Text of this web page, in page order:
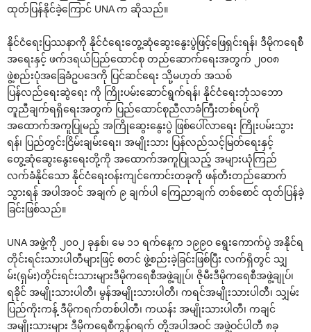
ထုတ်ပြန်နိုင်ခဲ့‌ကြောင် UNA က ဆိုသည်။
နိုင်ငံ‌ရေးပြဿနာကို နိုင်ငံ‌ရေး‌တွေ့ဆုံ‌ဆွေး‌နွေးပွဲဖြင့်‌ဖြေရှင်းရန်၊ ဒီမိုက‌ရေစီ
အ‌ရေးနှင့် ဖက်ဒရယ်ပြည်‌ထောင်စု တည်‌ဆောက်‌ရေးအတွက် ၂၀၀၈
ဖွဲ့စည်းပုံအ‌ခြေခံဥပ‌ဒေကို ပြင်ဆင်‌ရေး သို့မဟုတ် အသစ်
ပြန်လည်‌ရေးဆွဲ‌ရေး ကို ကြိုးပမ်း‌ဆောင်ရွက်ရန်၊ နိုင်ငံ‌ရေးဘုံသ‌ဘော
တူညီချက်ရရှိ‌ရေးအတွက် ပြည်‌ထောင်စုညီလာခံကြီးတစ်ရပ်ကို
အ‌ထောက်အကူပြုမည့် အကြို‌ဆွေး‌နွေးပွဲ ဖြစ်‌ပေါ်လာ‌ရေး ကြိုးပမ်းသွား
ရန်၊ ပြည်တွင်းငြိမ်းချမ်း‌ရေး၊ အမျိုးသား ပြန်လည်သင့်မြတ်‌ရေးနှင့်
‌တွေ့ဆုံ‌ဆွေး‌နွေး‌ရေးတို့ကို အ‌ထောက်အကူပြုသည့် အများယုံကြည်
လက်ခံနိုင်‌သော နိုင်ငံ‌ရေးဝန်းကျင်‌ကောင်းတခုကို ဖန်တီးတည်‌ဆောက်
သွားရန် အပါအဝင် အချက် ၉ ချက်ပါ ‌ကြေညာချက် တစ်‌စောင် ထုတ်ပြန်ခဲ့
ခြင်းဖြစ်သည်။
UNA အဖွဲ့ကို ၂၀၀၂ ခုနှစ်၊ ‌မေ ၁၁ ရက်‌နေ့က ၁၉၉ဝ ‌ရွေး‌ကောက်ပွဲ အနိုင်ရ
တိုင်းရင်းသားပါတီများဖြင့် စတင် ဖွဲ့စည်းခဲ့ခြင်းဖြစ်ပြီး လက်ရှိတွင် သျှ
မ်း(ရှမ်း)တိုင်းရင်းသားများဒီမိုက‌ရေစီအဖွဲ့ချုပ်၊ ဇိုမီးဒီမိုက‌ရေစီအဖွဲ့ချုပ်၊
ရခိုင် အမျိုးသားပါတီ၊ မွန်အမျိုးသားပါတီ၊ ကရင်အမျိုးသားပါတီ၊ သျှမ်း
ပြည်ကိုးကန့် ဒီမိုကရက်တစ်ပါတီ၊ ကယန်း အမျိုးသားပါတီ၊ ကချင်
အမျိုးသားများ ဒီမိုက‌ရေစီကွန်ဂရက် တို့အပါအဝင် အဖွဲ့ဝင်ပါတီ ၈ခု